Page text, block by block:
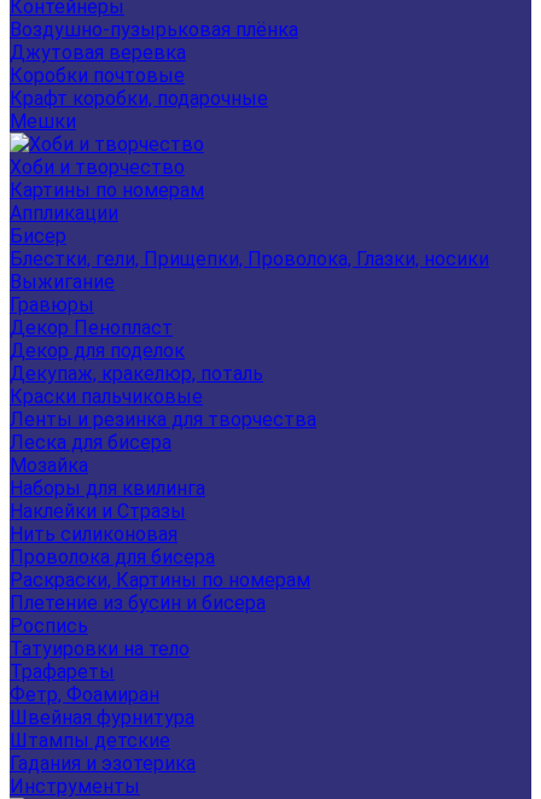
Контейнеры
Воздушно-пузырьковая плёнка
Джутовая веревка
Коробки почтовые
Крафт коробки, подарочные
Мешки
Хоби и творчество
Картины по номерам
Аппликации
Бисер
Блестки, гели, Прищепки, Проволока, Глазки, носики
Выжигание
Гравюры
Декор Пенопласт
Декор для поделок
Декупаж, кракелюр, поталь
Краски пальчиковые
Ленты и резинка для творчества
Леска для бисера
Мозайка
Наборы для квилинга
Наклейки и Стразы
Нить силиконовая
Проволока для бисера
Раскраски, Картины по номерам
Плетение из бусин и бисера
Роспись
Татуировки на тело
Трафареты
Фетр, Фоамиран
Швейная фурнитура
Штампы детские
Гадания и эзотерика
Инструменты